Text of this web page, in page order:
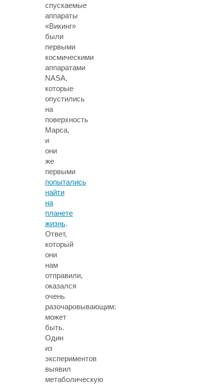
спускаемые
аппараты
«Викинг»
были
первыми
космическими
аппаратами
NASA,
которые
опустились
на
поверхность
Марса,
и
они
же
первыми
попытались
найти
на
планете
жизнь.
Ответ,
который
они
нам
отправили,
оказался
очень
разочаровывающим:
может
быть.
Один
из
экспериментов
выявил
метаболическую